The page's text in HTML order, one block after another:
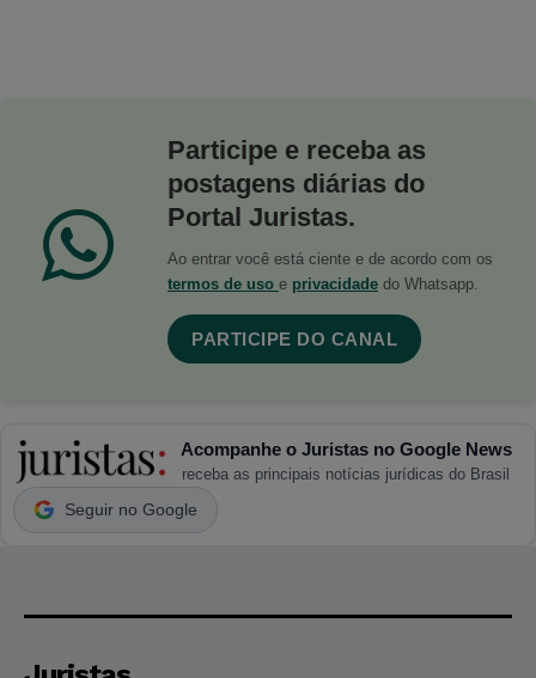
Participe e receba as
postagens diárias do
Portal Juristas.
Ao entrar você está ciente e de acordo com os
termos de uso e privacidade do Whatsapp.
PARTICIPE DO CANAL
Acompanhe o Juristas no Google News
receba as principais notícias jurídicas do Brasil
Seguir no Google